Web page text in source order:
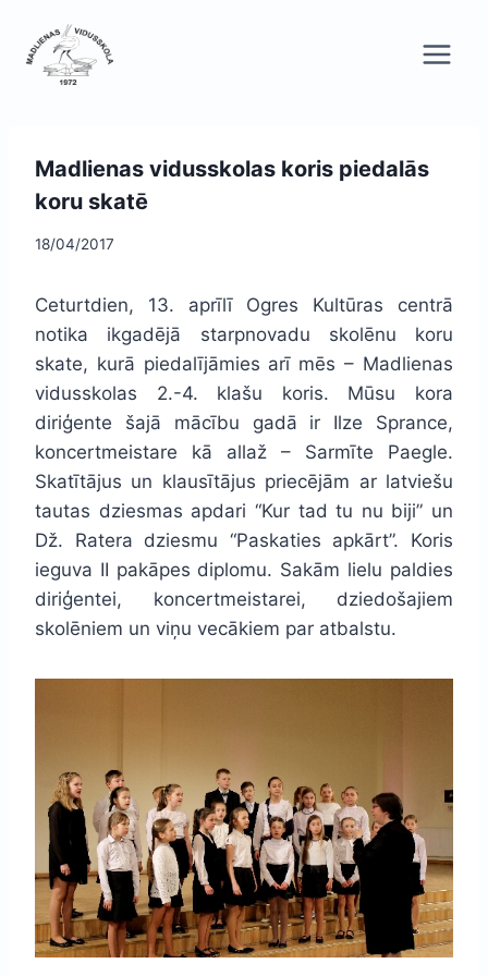
content
Madlienas vidusskolas koris piedalās
koru skatē
18/04/2017
Ceturtdien, 13. aprīlī Ogres Kultūras centrā
notika ikgadējā starpnovadu skolēnu koru
skate, kurā piedalījāmies arī mēs – Madlienas
vidusskolas 2.-4. klašu koris. Mūsu kora
diriģente šajā mācību gadā ir Ilze Sprance,
koncertmeistare kā allaž – Sarmīte Paegle.
Skatītājus un klausītājus priecējām ar latviešu
tautas dziesmas apdari “Kur tad tu nu biji” un
Dž. Ratera dziesmu “Paskaties apkārt”. Koris
ieguva II pakāpes diplomu. Sakām lielu paldies
diriģentei, koncertmeistarei, dziedošajiem
skolēniem un viņu vecākiem par atbalstu.